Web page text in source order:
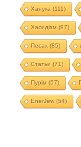
Ханука (111)
Хасидізм (97)
Песах(85)
Статьи (71)
Пурім (57)
EnerJew(54)